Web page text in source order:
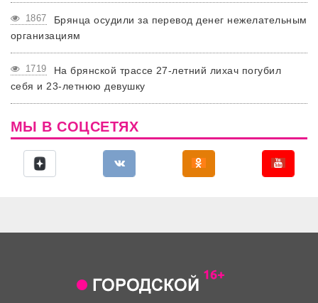
1867
Брянца осудили за перевод денег нежелательным
организациям
1719
На брянской трассе 27-летний лихач погубил
себя и 23-летнюю девушку
МЫ В СОЦСЕТЯХ